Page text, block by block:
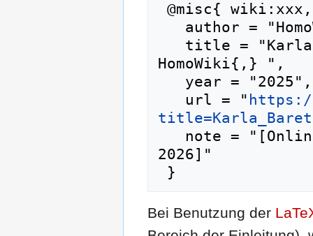
HomoWiki{,} ",
   url = "
https://
2026]"
Bei Benutzung der